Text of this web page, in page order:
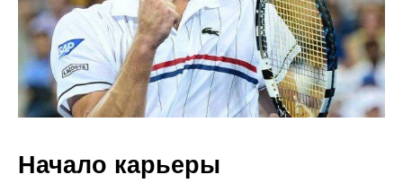
Начало карьеры